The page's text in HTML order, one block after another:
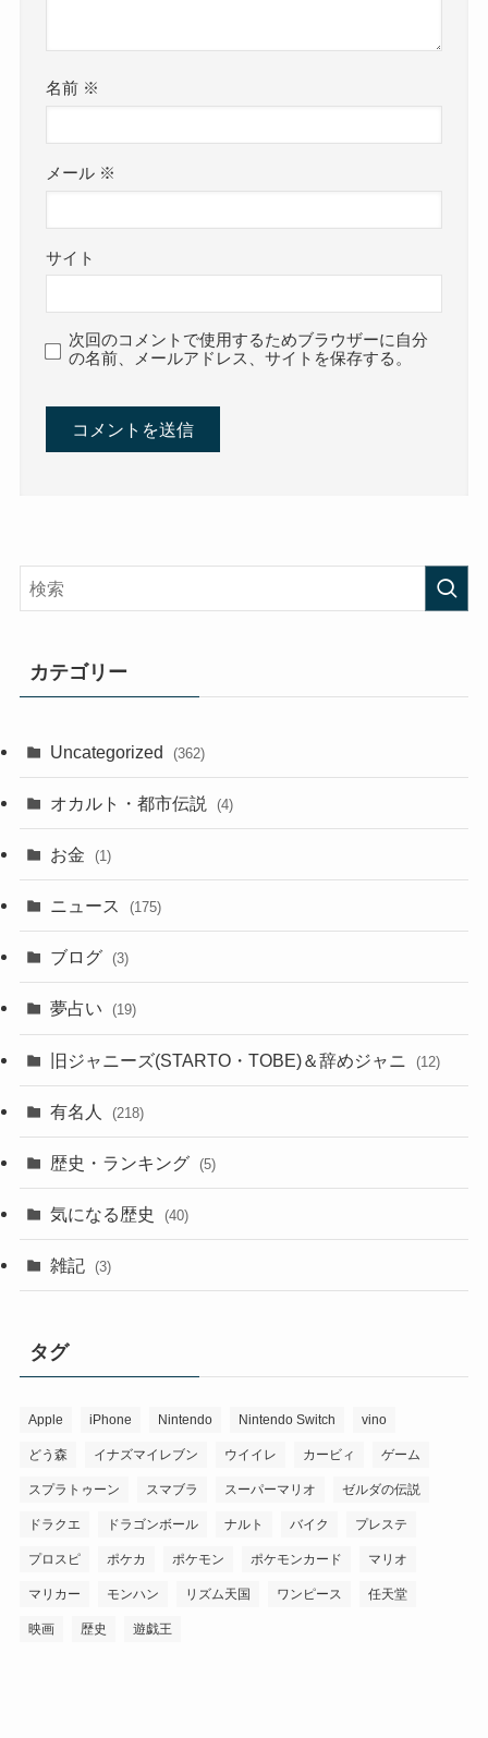
名前 ※
メール ※
サイト
次回のコメントで使用するためブラウザーに自分
の名前、メールアドレス、サイトを保存する。
カテゴリー
Uncategorized (362)
オカルト・都市伝説 (4)
お金 (1)
ニュース (175)
ブログ (3)
夢占い (19)
旧ジャニーズ(STARTO・TOBE)＆辞めジャニ (12)
有名人 (218)
歴史・ランキング (5)
気になる歴史 (40)
雑記 (3)
タグ
Apple iPhone Nintendo Nintendo Switch vino
どう森 イナズマイレブン ウイイレ カービィ ゲーム
スプラトゥーン スマブラ スーパーマリオ ゼルダの伝説
ドラクエ ドラゴンボール ナルト バイク プレステ
プロスピ ポケカ ポケモン ポケモンカード マリオ
マリカー モンハン リズム天国 ワンピース 任天堂
映画 歴史 遊戯王